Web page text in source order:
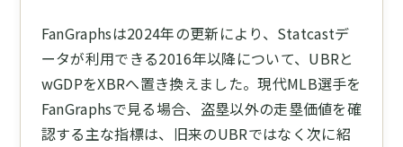
FanGraphsは2024年の更新により、Statcastデ
ータが利用できる2016年以降について、UBRと
wGDPをXBRへ置き換えました。現代MLB選手を
FanGraphsで見る場合、盗塁以外の走塁価値を確
認する主な指標は、旧来のUBRではなく次に紹